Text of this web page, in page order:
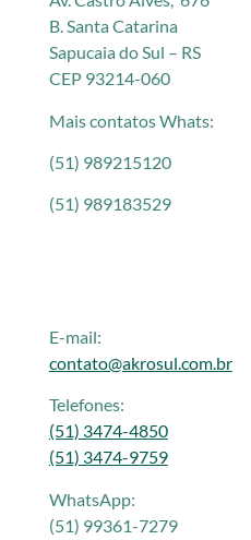
B. Santa Catarina
Sapucaia do Sul – RS
CEP 93214-060
Mais contatos Whats:
(51) 989215120
(51) 989183529
E-mail:
contato@akrosul.com.br
Telefones:
(51) 3474-4850
(51) 3474-9759
WhatsApp:
(51) 99361-7279